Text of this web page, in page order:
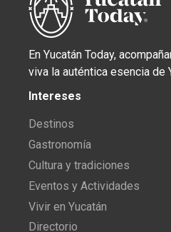
En Yucatán Today,
viva la auténtica esencia de
Intereses
Destinos
Gastronomía
Cultura y tradiciones
Eventos y Actividades
Vivir en Yucatán
Directorio